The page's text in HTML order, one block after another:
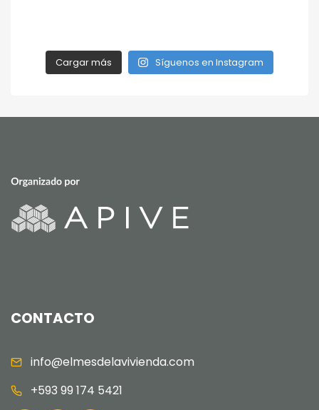
Cargar más Síguenos en Instagram
CONTACTO
info@elmesdelavivienda.com
+593 99 174 5421